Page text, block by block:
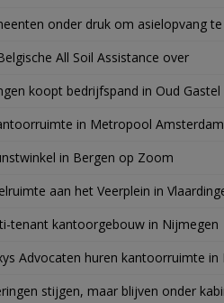
onder druk om asielopvang
All Soil Assistance over
koopt bedrijfspand in Oud Gastel
in Metropool Amsterdam
in Bergen op Zoom
aan het Veerplein in
tenant kantoorgebouw in Nijmegen
Advocaten huren kantoorruimte
stijgen, maar blijven onder